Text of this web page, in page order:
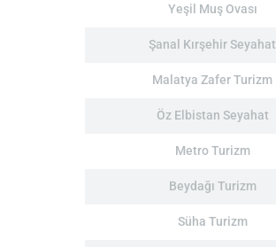
Yeşil Muş Ovası
Şanal Kırşehir Seyahat
Malatya Zafer Turizm
Öz Elbistan Seyahat
Metro Turizm
Beydağı Turizm
Süha Turizm